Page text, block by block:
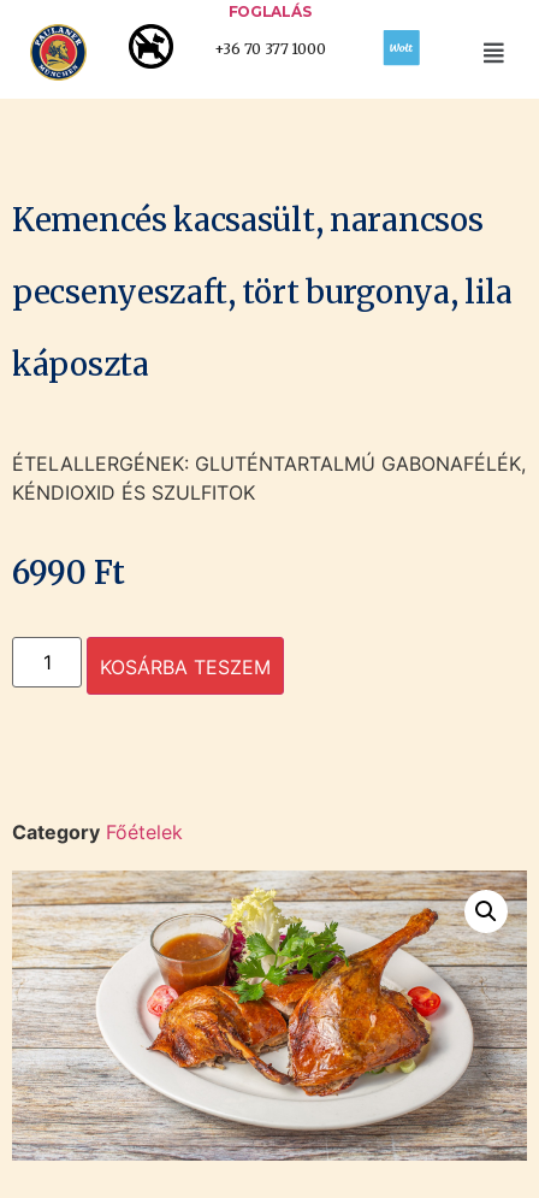
FOGLALÁS
+36 70 377 1000
Kemencés kacsasült, narancsos
pecsenyeszaft, tört burgonya, lila
káposzta
ÉTELALLERGÉNEK: GLUTÉNTARTALMÚ GABONAFÉLÉK,
KÉNDIOXID ÉS SZULFITOK
6990 Ft
KOSÁRBA TESZEM
Category Főételek